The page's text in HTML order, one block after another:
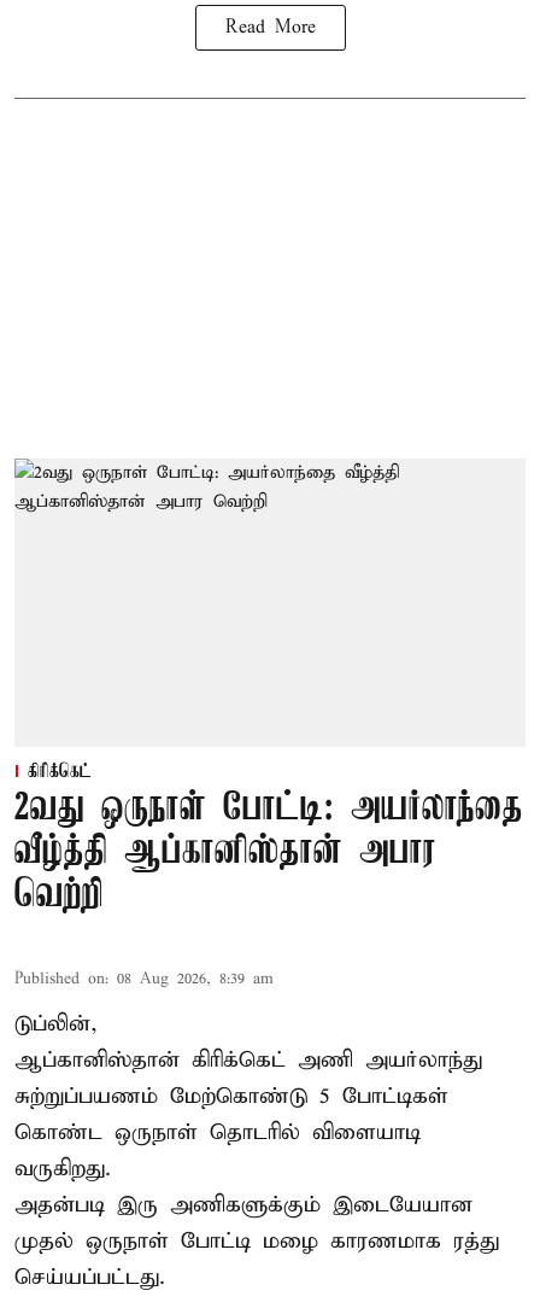
Read More
கிரிக்கெட்
2வது ஒருநாள் போட்டி: அயர்லாந்தை
வீழ்த்தி ஆப்கானிஸ்தான் அபார
வெற்றி
Published on: 08 Aug 2026, 8:39 am
டுப்லின்,
ஆப்கானிஸ்தான் கிரிக்கெட் அணி அயர்லாந்து
சுற்றுப்பயணம் மேற்கொண்டு 5 போட்டிகள்
கொண்ட ஒருநாள் தொடரில் விளையாடி
வருகிறது.
அதன்படி இரு அணிகளுக்கும் இடையேயான
முதல் ஒருநாள் போட்டி மழை காரணமாக ரத்து
செய்யப்பட்டது.